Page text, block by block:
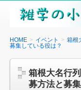
雑
の
箱
HOME イベント
箱根
募集している役は？
箱根大名行
募方法と募